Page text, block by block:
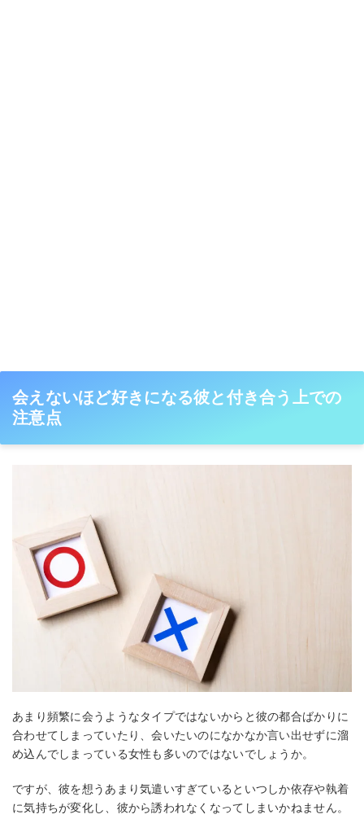
会えないほど好きになる彼と付き合う上での
注意点
あまり頻繁に会うようなタイプではないからと彼の都合ばかりに
合わせてしまっていたり、会いたいのになかなか言い出せずに溜
め込んでしまっている女性も多いのではないでしょうか。
ですが、彼を想うあまり気遣いすぎているといつしか依存や執着
に気持ちが変化し、彼から誘われなくなってしまいかねません。